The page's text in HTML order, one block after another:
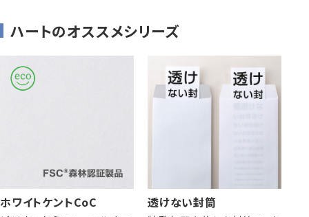
ハートのオススメシリーズ
ホワイトケントCoC 透けない封筒